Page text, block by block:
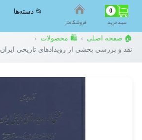
0
سبد‌خرید فروشگاه‌ناز
📂 دسته‌ها
🏠 صفحه اصلی › 🛍️ محصولات ›
نقد و بررسی بخشی از رویدادهای تاریخی ایران 1